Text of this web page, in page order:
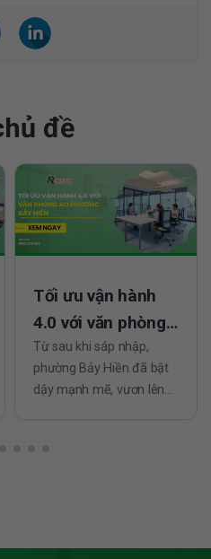
đề
Tối ưu vận hành
4.0 với văn phòng
ảo phường Bảy
Hiền
Từ sau khi sáp nhập,
phường Bảy Hiền đã bật
dậy mạnh mẽ, vươn lên